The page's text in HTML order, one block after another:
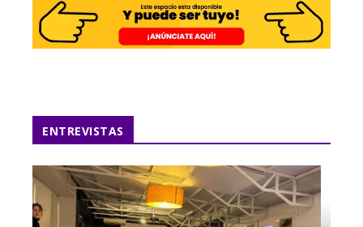
ENTREVISTAS